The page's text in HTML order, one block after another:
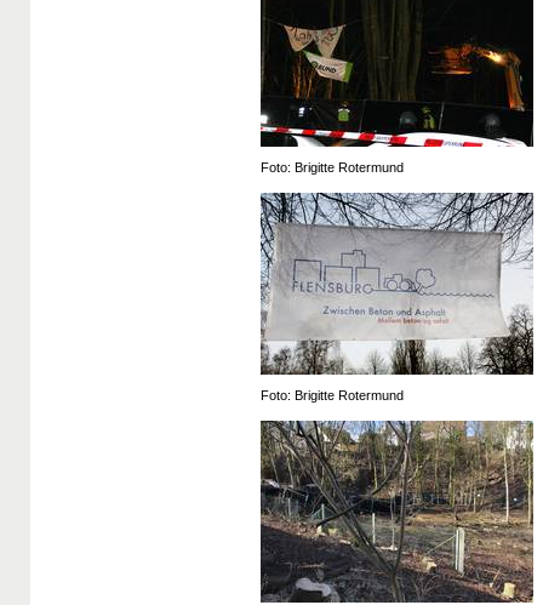
Foto: Brigitte Rotermund
Foto: Brigitte Rotermund